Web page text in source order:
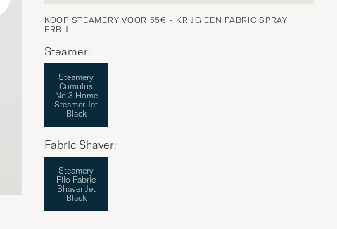
KOOP STEAMERY VOOR 55€ - KRIJG EEN FABRIC SPRAY
ERBIJ
Steamer:
Steamery
Cumulus
No.3 Home
Steamer Jet
Black
Fabric Shaver:
Steamery
Pilo Fabric
Shaver Jet
Black